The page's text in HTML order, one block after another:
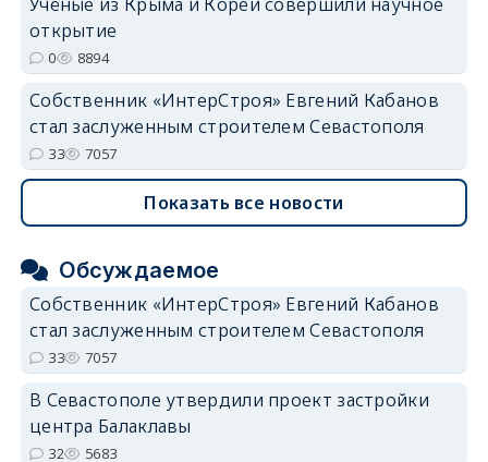
Учёные из Крыма и Кореи совершили научное
открытие
0 8894
Собственник «ИнтерСтроя» Евгений Кабанов
стал заслуженным строителем Севастополя
33 7057
Показать все новости
Обсуждаемое
Собственник «ИнтерСтроя» Евгений Кабанов
стал заслуженным строителем Севастополя
33 7057
В Севастополе утвердили проект застройки
центра Балаклавы
32 5683